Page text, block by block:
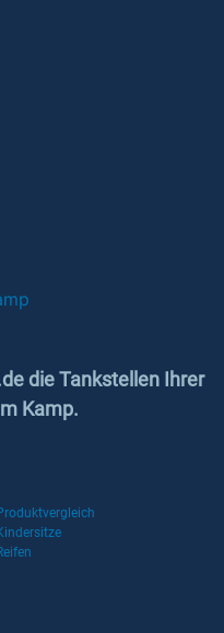
die Tankstellen Ihrer
Kamp.